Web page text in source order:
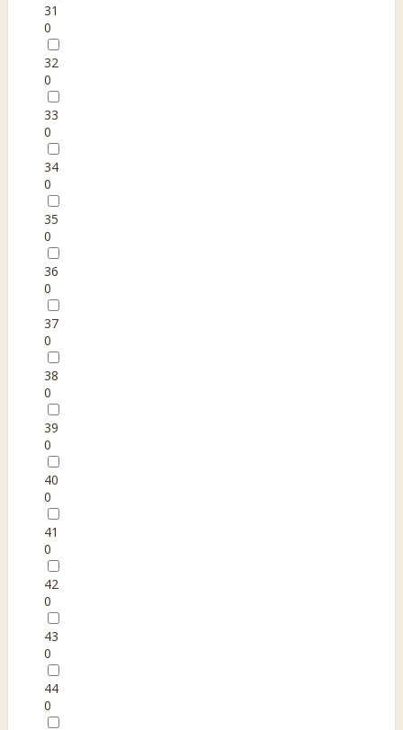
31
0
32
0
33
0
34
0
35
0
36
0
37
0
38
0
39
0
40
0
41
0
42
0
43
0
44
0